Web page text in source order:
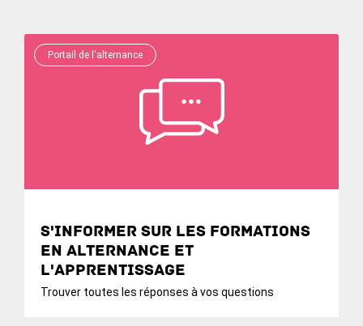
Portail de l'alternance
S'informer sur les formations
en alternance et
l'apprentissage
Trouver toutes les réponses à vos questions